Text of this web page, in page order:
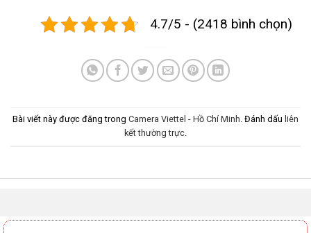
4.7/5 - (2418 bình chọn)
Bài viết này được đăng trong Camera Viettel - Hồ Chí Minh. Đánh dấu liên
kết thường trực.